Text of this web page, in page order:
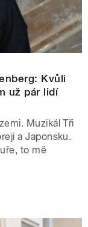
Kvůli
už pár lidí
Muzikál Tři
a Japonsku.
to mě